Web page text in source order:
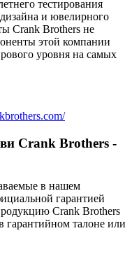
тестирования
и ювелирного
Crank Brothers не
этой компании
уровня на самых
Crank Brothers -
в нашем
гарантией
Crank Brothers
гарантийном талоне или